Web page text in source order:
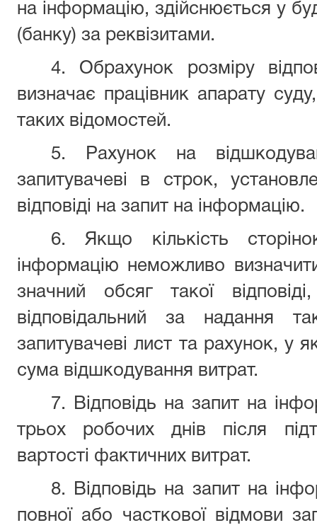
на інформацію, здійснюється у
(банку) за реквізитами.
4. Обрахунок розміру
визначає працівник апарату
таких відомостей.
5. Рахунок на
запитувачеві в строк,
відповіді на запит на інформацію.
6. Якщо кількість
інформацію неможливо
значний обсяг такої
відповідальний за надання
запитувачеві лист та рахунок, у
сума відшкодування витрат.
7. Відповідь на запит на
трьох робочих днів після
вартості фактичних витрат.
8. Відповідь на запит на
повної або часткової відмови